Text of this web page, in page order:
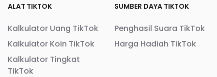
ALAT TIKTOK
Kalkulator Uang TikTok
Kalkulator Koin TikTok
Kalkulator Tingkat
TikTok
SUMBER DAYA TIKTOK
Penghasil Suara TikTok
Harga Hadiah TikTok